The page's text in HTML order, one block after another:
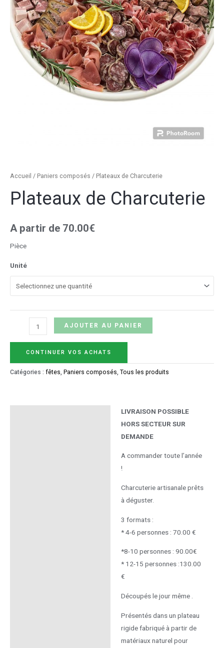
Accueil / Paniers composés / Plateaux de Charcuterie
Plateaux de Charcuterie
A partir de 70.00€
Pièce
Unité
AJOUTER AU PANIER
CONTINUER VOS ACHATS
Catégories : fêtes, Paniers composés, Tous les produits
LIVRAISON POSSIBLE
HORS SECTEUR SUR
DEMANDE
A commander toute l’année
!
Charcuterie artisanale prêts
à déguster.
3 formats :
* 4-6 personnes : 70.00 €
*8-10 personnes : 90.00€
* 12-15 personnes :130.00
€
Découpés le jour même .
Présentés dans un plateau
rigide fabriqué à partir de
matériaux naturel pour